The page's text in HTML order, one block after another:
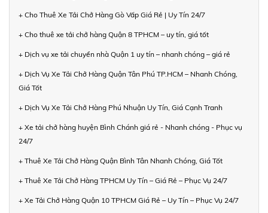
+ Cho Thuê Xe Tải Chở Hàng Gò Vấp Giá Rẻ | Uy Tín 24/7
+ Cho thuê xe tải chở hàng Quận 8 TPHCM – uy tín, giá tốt
+ Dịch vụ xe tải chuyển nhà Quận 1 uy tín – nhanh chóng – giá rẻ
+ Dịch Vụ Xe Tải Chở Hàng Quận Tân Phú TP.HCM – Nhanh Chóng,
Giá Tốt
+ Dịch Vụ Xe Tải Chở Hàng Phú Nhuận Uy Tín, Giá Cạnh Tranh
+ Xe tải chở hàng huyện Bình Chánh giá rẻ - Nhanh chóng - Phục vụ
24/7
+ Thuê Xe Tải Chở Hàng Quận Bình Tân Nhanh Chóng, Giá Tốt
+ Thuê Xe Tải Chở Hàng TPHCM Uy Tín – Giá Rẻ – Phục Vụ 24/7
+ Xe Tải Chở Hàng Quận 10 TPHCM Giá Rẻ – Uy Tín – Phục Vụ 24/7